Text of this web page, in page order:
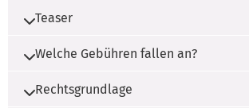
Teaser
Die Entsorgung von Elektro- und
der öffentlich-rechtlichen
Welche Gebühren fallen an?
Rechtsgrundlage